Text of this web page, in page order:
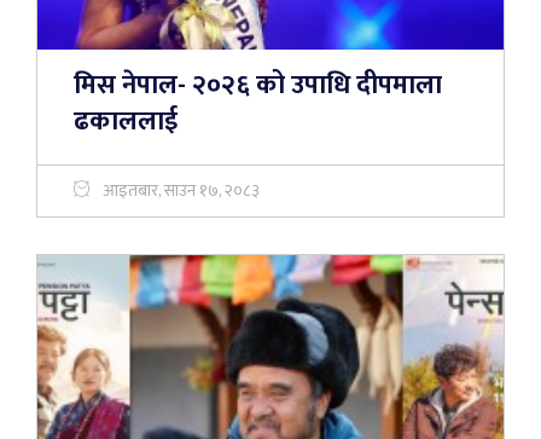
मिस नेपाल- २०२६ को उपाधि दीपमाला
ढकाललाई
आइतबार, साउन १७, २०८३